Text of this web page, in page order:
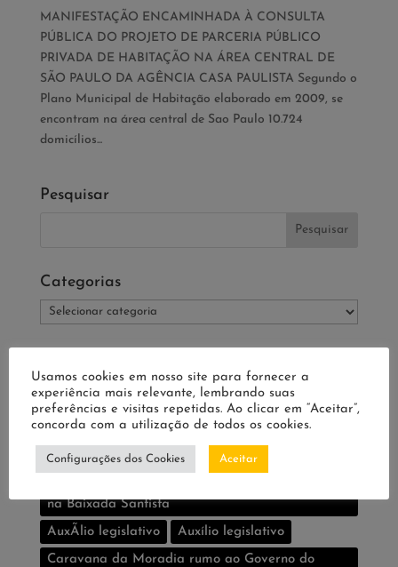
MANIFESTAÇÃO ENCAMINHADA À CONSULTA
PÚBLICA DO PROJETO DE PARCERIA PÚBLICO
PRIVADA DE HABITAÇÃO NA ÁREA CENTRAL DE
SÃO PAULO DA AGÊNCIA CASA PAULISTA Segundo o
Plano Municipal de Habitação elaborado em 2009, se
encontram na área central de Sao Paulo 10.724
domicílios...
Pesquisar
Categorias
Categorias
1° de Outubro
A Assembleia Geral do Movimento de Moradia
Associação Cortiços do Centro assina o primeiro
na Baixada Santista
AuxÃ­lio legislativo Auxí­lio legislativo
Caravana da Moradia rumo ao Governo do
Usamos cookies em nosso site para fornecer a
experiência mais relevante, lembrando suas
preferências e visitas repetidas. Ao clicar em “Aceitar”,
concorda com a utilização de todos os cookies.
Configurações dos Cookies Aceitar